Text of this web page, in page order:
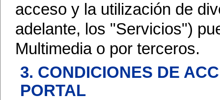
acceso y la utilización de
adelante, los "Servicios")
Multimedia o por terceros.
3. CONDICIONES DE
PORTAL